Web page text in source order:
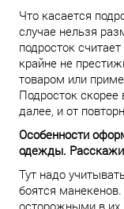
Что касается
случае нельзя
подросток
крайне не
товаром или
Подросток скорее
далее, и от
Особенности
одежды.
Тут надо
боятся
осторожными в